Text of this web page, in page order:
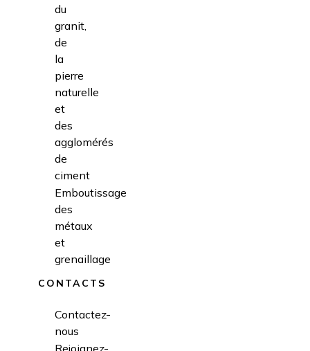
du
granit,
de
la
pierre
naturelle
et
des
agglomérés
de
ciment
Emboutissage
des
métaux
et
grenaillage
CONTACTS
Contactez-
nous
Rejoignez-